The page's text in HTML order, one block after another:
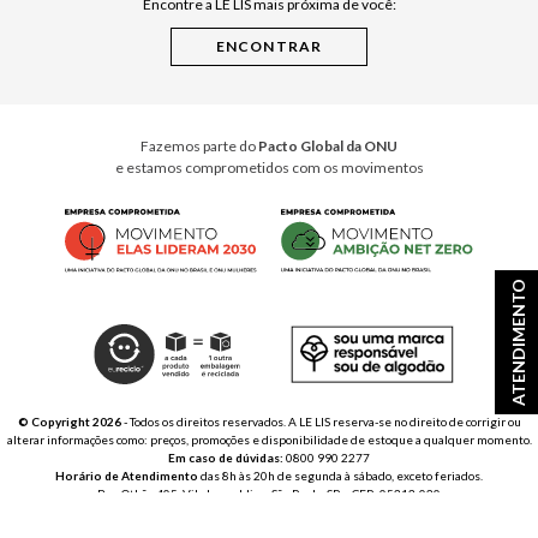
ATENDIMENTO
Cuidados CasaEncontre a LE LIS mais próxima de você:
Fazemos parte do Pacto Global da ONU
e estamos comprometidos com os movimentos
© Copyright 2026- Todos os direitos reservados. A LE LIS reserva-se no direito de corrigir ou
alterar informações como: preços, promoções e disponibilidade de estoque a qualquer momento.
Em caso de dúvidas: 0800 990 2277
Horário de Atendimento das 8h às 20h de segunda à sábado, exceto feriados.
Rua Othão 405, Vila Leopoldina, São Paulo, SP – CEP: 05313-020